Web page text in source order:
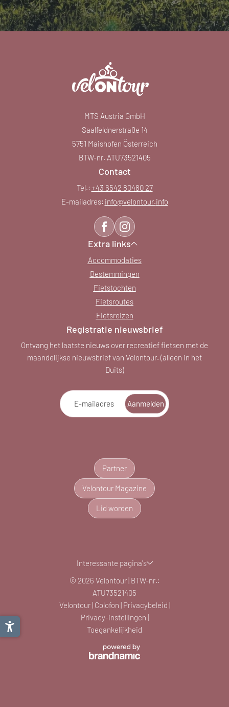
MTS Austria GmbH
Saalfeldnerstraße 14
5751 Maishofen Österreich
BTW-nr. ATU73521405
Contact
Tel.: +43 6542 80480 27
E-mailadres: info@velontour.info
Extra links
Accommodaties
Bestemmingen
Fietstochten
Fietsroutes
Fietsreizen
Registratie nieuwsbrief
Ontvang het laatste nieuws over recreatief fietsen met de
maandelijkse nieuwsbrief van Velontour. (alleen in het
Duits)
E-mailadres Aanmelden
Partner
Velontour Magazine
Lid worden
Interessante pagina's
© 2026 Velontour| BTW-nr.:
ATU73521405
Velontour| Colofon | Privacybeleid |
Privacy-instellingen |
Toegankelijkheid